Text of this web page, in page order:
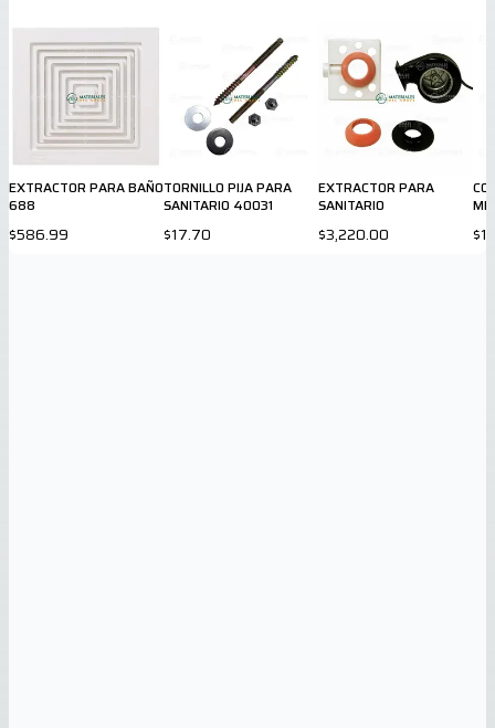
EXTRACTOR PARA BAÑO
688
$586.99
TORNILLO PIJA PARA
SANITARIO 40031
$17.70
EXTRACTOR PARA
SANITARIO
$3,220.00